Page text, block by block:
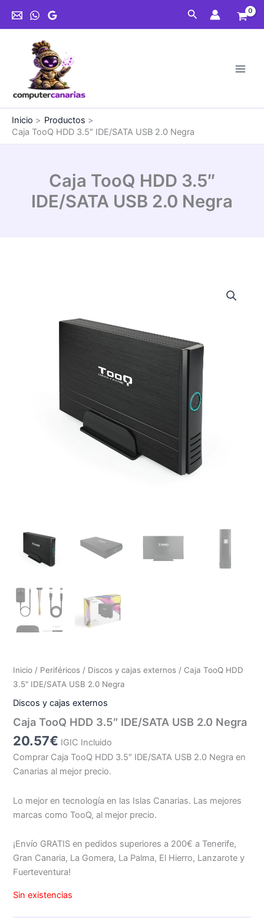
Buscar
Inicio
Productos
Caja TooQ HDD 3.5″ IDE/SATA USB 2.0 Negra
Caja TooQ HDD 3.5″
IDE/SATA USB 2.0 Negra
Inicio / Periféricos / Discos y cajas externos / Caja TooQ HDD
3.5″ IDE/SATA USB 2.0 Negra
Discos y cajas externos
Caja TooQ HDD 3.5″ IDE/SATA USB 2.0 Negra
20.57€ IGIC Incluido
Comprar Caja TooQ HDD 3.5″ IDE/SATA USB 2.0 Negra en
Canarias al mejor precio.
Lo mejor en tecnología en las Islas Canarias. Las mejores
marcas como TooQ, al mejor precio.
¡Envío GRATIS en pedidos superiores a 200€ a Tenerife,
Gran Canaria, La Gomera, La Palma, El Hierro, Lanzarote y
Fuerteventura!
Sin existencias